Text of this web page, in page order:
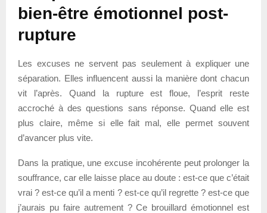
bien-être émotionnel post-
rupture
Les excuses ne servent pas seulement à expliquer une
séparation. Elles influencent aussi la manière dont chacun
vit l’après. Quand la rupture est floue, l’esprit reste
accroché à des questions sans réponse. Quand elle est
plus claire, même si elle fait mal, elle permet souvent
d’avancer plus vite.
Dans la pratique, une excuse incohérente peut prolonger la
souffrance, car elle laisse place au doute : est-ce que c’était
vrai ? est-ce qu’il a menti ? est-ce qu’il regrette ? est-ce que
j’aurais pu faire autrement ? Ce brouillard émotionnel est